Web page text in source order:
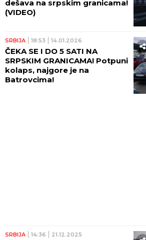
dešava na srpskim granicama!
(VIDEO)
SRBIJA 18:53 14.01.2026
ČEKA SE I DO 5 SATI NA
SRPSKIM GRANICAMA! Potpuni
kolaps, najgore je na
Batrovcima!
SRBIJA 14:36 21.12.2025